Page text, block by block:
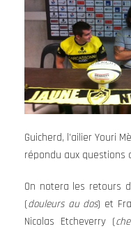
Guicherd, l’ailier Youri
répondu aux questions
On notera les retours
(douleurs au dos) et
Nicolas Etcheverry (